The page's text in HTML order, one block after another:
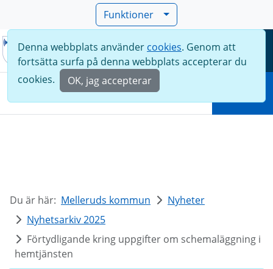
Funktioner
Meny
Denna webbplats använder cookies. Genom att
fortsätta surfa på denna webbplats accepterar du
cookies.
OK, jag accepterar
Du är här: Melleruds kommun
Nyheter
Nyhetsarkiv 2025
Förtydligande kring uppgifter om schemaläggning i
hemtjänsten